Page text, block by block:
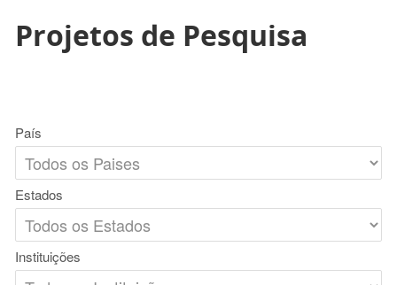
Projetos de Pesquisa
País
Estados
Instituições